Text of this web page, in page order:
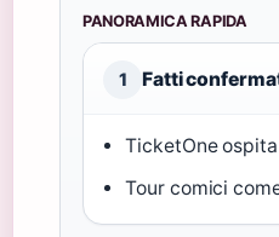
PANORAMICA RAPIDA
1 Fatti
TicketOne
Tour comici